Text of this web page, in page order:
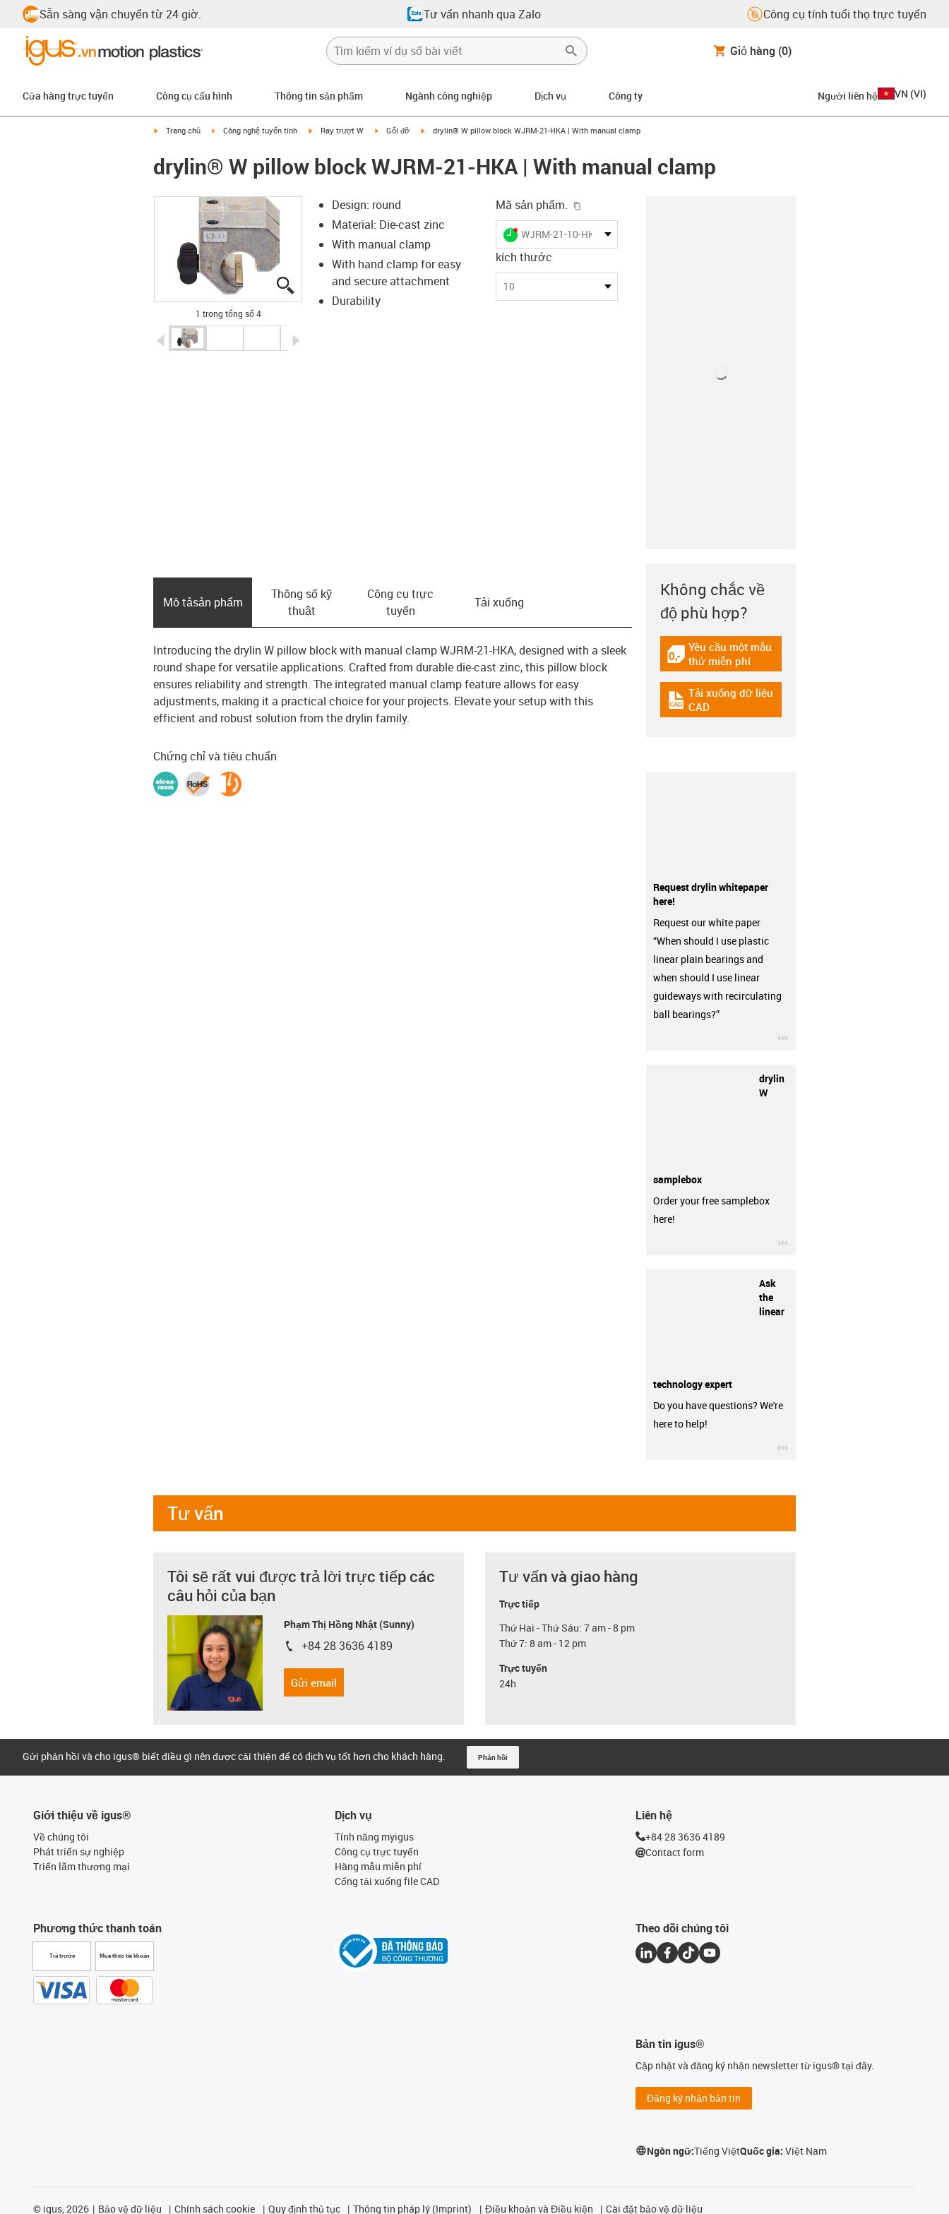
Sẵn sàng vận chuyển từ 24 giờ. Tư vấn nhanh qua Zalo Công cụ tính tuổi thọ trực tuyến
Giỏ hàng (0)
Cửa hàng trực tuyến Công cụ cấu hình Thông tin sản phẩm Ngành công nghiệp Dịch vụ Công ty Người liên hệ VN (VI)
igus-icon-arrow-right
Trang chủ igus-icon-arrow-right
Công nghệ tuyến tính igus-icon-arrow-right
Ray trượt W igus-icon-arrow-right
Gối đỡ igus-icon-arrow-right
drylin® W pillow block WJRM-21-HKA | With manual clamp
drylin® W pillow block WJRM-21-HKA | With manual clamp
igus-icon-lupe
igus-icon-lupe
igus-icon-lupe
igus-icon-lupe
1 trong tổng số 4
igus-icon-arrow-left
Design: round
Material: Die-cast zinc
With manual clamp
With hand clamp for easy
and secure attachment
Durability
Mã sản phẩm.
igus-icon-lieferzeit-dot
WJRM-21-10-HKA
kích thước
10
Mô tả­sản phẩm
Thông số kỹ
thuật
Công cụ trực
tuyến
Tải xuống
Introducing the drylin W pillow block with manual clamp WJRM-21-HKA, designed with a sleek
round shape for versatile applications. Crafted from durable die-cast zinc, this pillow block
ensures reliability and strength. The integrated manual clamp feature allows for easy
adjustments, making it a practical choice for your projects. Elevate your setup with this
efficient and robust solution from the drylin family.
Chứng chỉ và tiêu chuẩn
Không chắc về
độ phù hợp?
igus-icon-gratismuster
Yêu cầu một mẫu
thử miễn phí
igus-icon-cad-dateien
Tải xuống dữ liệu
CAD
Request drylin whitepaper
here!
Request our white paper
“When should I use plastic
linear plain bearings and
when should I use linear
guideways with recirculating
ball bearings?”
drylin
W
samplebox
Order your free samplebox
here!
Ask
the
linear
technology expert
Do you have questions? We're
here to help!
Tư vấn
Tôi sẽ rất vui được trả lời trực tiếp các
câu hỏi của bạn
Phạm Thị Hồng Nhật (Sunny)
igus-icon-phone
+84 28 3636 4189
Gửi email
Tư vấn và giao hàng
Trực tiếp
Thứ Hai - Thứ Sáu: 7 am - 8 pm
Thứ 7: 8 am - 12 pm
Trực tuyến
24h
Gửi phản hồi và cho igus® biết điều gì nên được cải thiện để có dịch vụ tốt hơn cho khách hàng. Phản hồi
Giới thiệu về igus®
Về chúng tôi
Phát triển sự nghiệp
Triển lãm thương mại
Phương thức thanh toán
Trả trước Mua theo tài khoản
Dịch vụ
Tính năng myigus
Công cụ trực tuyến
Hàng mẫu miễn phí
Cổng tải xuống file CAD
Liên hệ
+84 28 3636 4189
Contact form
Theo dõi chúng tôi
Bản tin igus®
Cập nhật và đăng ký nhận newsletter từ igus® tại đây.
Đăng ký nhận bản tin
Ngôn ngữ:Tiếng ViệtQuốc gia:Việt Nam
© igus, 2026 Bảo vệ dữ liệu Chính sách cookie Quy định thủ tục Thông tin pháp lý (Imprint) Điều khoản và Điều kiện Cài đặt bảo vệ dữ liệu